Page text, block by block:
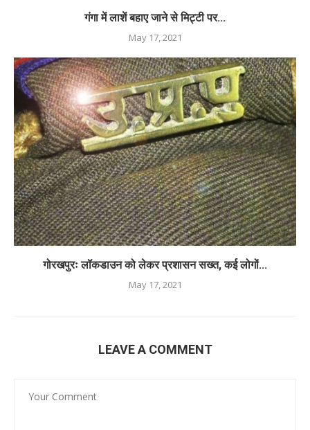
गंगा में लाशें बहाए जाने से मिट्टी पर...
May 17, 2021
गोरखपुरः लॉकडाउन को लेकर प्रशासन सख्त, कई लोगों...
May 17, 2021
LEAVE A COMMENT